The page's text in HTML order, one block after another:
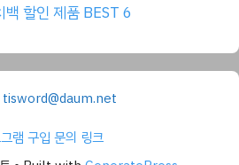
백 할인 제품 BEST 6
tisword@daum.net
램 구입 문의 링크